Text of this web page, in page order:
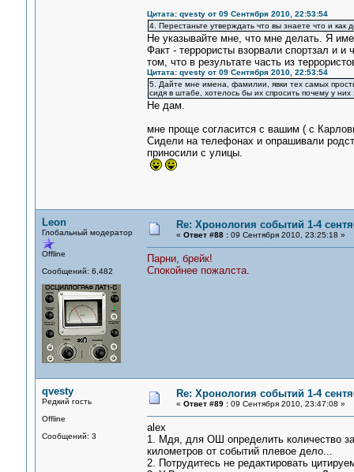
Цитата: qvesty от 09 Сентября 2010, 22:53:54
4. Перестаньте утверждать что вы знаете что и
Не указывайте мне, что мне делать. Я
Факт - террористы взорвали спортзал и и
том, что в результате часть из
Цитата: qvesty от 09 Сентября 2010, 22:53:54
5. Дайте мне имена, фамилии, явки тех самых
сидя в штабе, хотелось бы их спросить почему у них
Не дам.
мне проще согласится с вашим ( с
Сидели на телефонах и опрашивали
приносили с улицы.
Leon
Глобальный модератор
Offline
Сообщений: 6,482
Re: Хронология событий 1-4
« Ответ #88 :09 Сентября 2010, 23:25:18 »
Парни, брейк!
Спокойнее пожалста.
qvesty
Редкий гость
Offline
Сообщений: 3
Re: Хронология событий 1-4
« Ответ #89 :09 Сентября 2010, 23:47:08 »
alex
1. Мдя, для ОШ определить количество
километров от событий плевое дело...
2. Потрудитесь не редактировать